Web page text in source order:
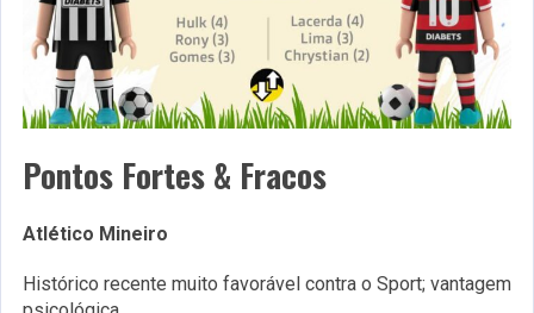
Pontos Fortes & Fracos
Atlético Mineiro
Histórico recente muito favorável contra o Sport; vantagem